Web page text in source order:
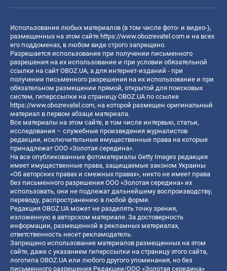
Использование любых материалов (в том числе фото- и видео-),
размещенных на этом сайте https://www.obozrevatel.com и на всех
его поддоменах, в любом виде строго запрещено.
Разрешается использование при получении письменного
разрешения на их использование и при условии обязательной
ссылки на сайт OBOZ.UA, а для интернет-изданий - при
получении письменного разрешения на их использование и при
обязательном размещении прямой, открытой для поисковых
систем, гиперссылки на страницу OBOZ.UA по ссылке
https://www.obozrevatel.com, на которой размещен оригинальный
материал в первом абзаце материала.
Все материалы на этом сайте, в том числе интервью, статьи,
исследования – служебные произведения журналистов
редакции, исключительные имущественные права на которые
принадлежат ООО «Золотая середина».
На все опубликованные фотоматериалы Getty Images редакция
имеет имущественные права, защищаемые законом Украины
«Об авторских правах и смежных правах», никто не имеет права
без письменного разрешения ООО «Золотая середина» их
использовать, они не подлежат дальнейшему воспроизводству,
переводу, распространению в любой форме.
Редакция OBOZ.UA может не разделять точку зрения,
изложенную в авторском материале. За достоверность
информации, размещенной в рекламных материалах,
ответственность несет рекламодатель.
Запрещено использование материалов размещенных на этом
сайте, даже с указанием гиперссылки на страницу этого сайта,
логотипа OBOZ.UA или любого другого упоминания, но без
письменного разрешения Редакции/ООО «Золотая середина»